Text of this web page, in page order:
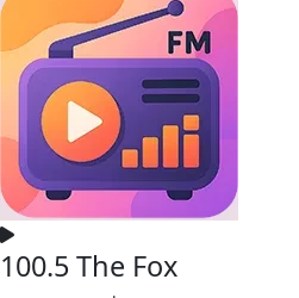
100.5 The Fox